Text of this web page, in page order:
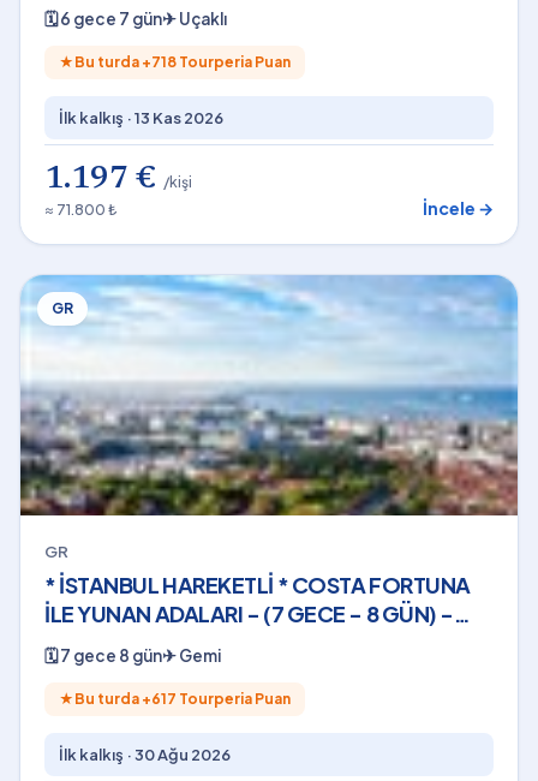
🗓6 gece 7 gün✈Uçaklı
★ Bu turda +718 Tourperia Puan
İlk kalkış ·13 Kas 2026
1.197 € /kişi
≈ 71.800 ₺
İncele →
GR
GR
* İSTANBUL HAREKETLİ * COSTA FORTUNA
İLE YUNAN ADALARI - (7 GECE - 8 GÜN) -
2026
🗓7 gece 8 gün✈Gemi
★ Bu turda +617 Tourperia Puan
İlk kalkış ·30 Ağu 2026